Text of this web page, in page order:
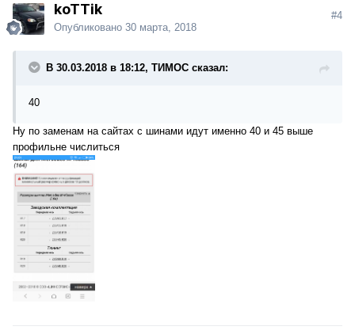
koTTik
Опубликовано 30 марта, 2018
#4
В 30.03.2018 в 18:12, ТИМОС сказал:
40
Ну по заменам на сайтах с шинами идут именно 40 и 45 выше
профильне числиться